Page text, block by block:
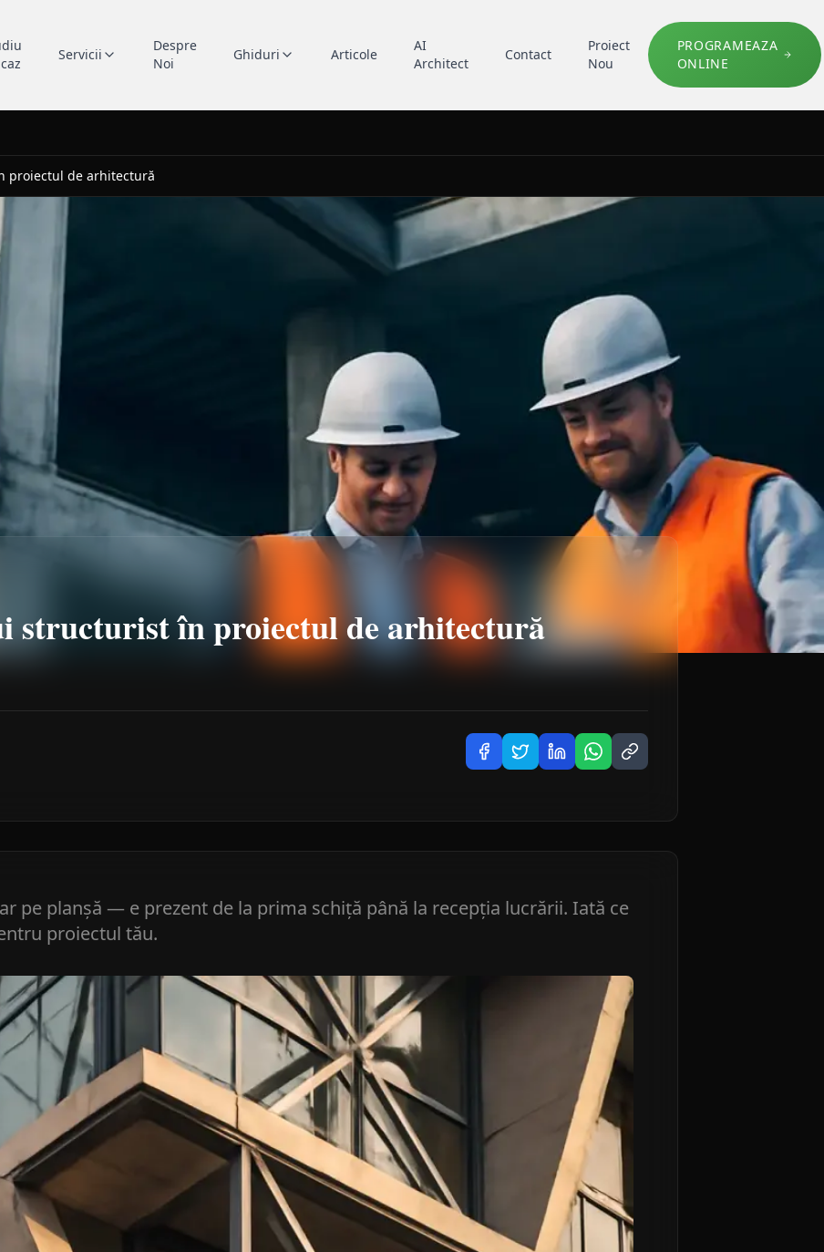
Servicii
Despre
Noi
Ghiduri Articole
AI
Architect
Contact
Proiect
Nou
PROGRAMEAZA
ONLINE
proiectul de arhitectură
structurist în proiectul de arhitectură
pe planșă — e prezent de la prima schiță până la recepția lucrării. Iată ce
proiectul tău.